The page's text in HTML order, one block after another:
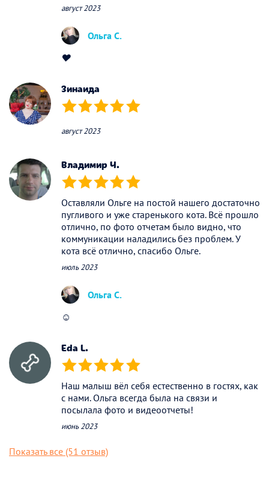
август 2023
Ольга С.
❤️
Зинаида
(*) (*) (*) (*) (*)
август 2023
Владимир Ч.
(*) (*) (*) (*) (*)
Оставляли Ольге на постой нашего достаточно
пугливого и уже старенького кота. Всё прошло
отлично, по фото отчетам было видно, что
коммуникации наладились без проблем. У
кота всё отлично, спасибо Ольге.
июль 2023
Ольга С.
☺️
Eda L.
(*) (*) (*) (*) (*)
Наш малыш вёл себя естественно в гостях, как
с нами. Ольга всегда была на связи и
посылала фото и видеоотчеты!
июнь 2023
Показать все (51 отзыв)